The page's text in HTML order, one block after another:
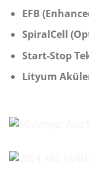
EFB
SpiralCell
Start-Stop
Lityum